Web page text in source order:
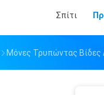
Σπίτι
Μόνες Τρυπώντας Βίδες